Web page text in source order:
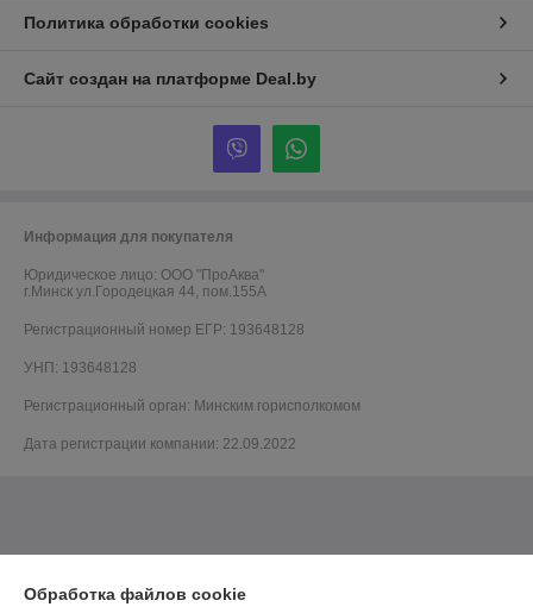
Политика обработки cookies
Сайт создан на платформе Deal.by
Информация для покупателя
Юридическое лицо: ООО "ПроАква"
г.Минск ул.Городецкая 44, пом.155А
Регистрационный номер ЕГР: 193648128
УНП: 193648128
Регистрационный орган: Минским горисполкомом
Дата регистрации компании: 22.09.2022
Обработка файлов cookie